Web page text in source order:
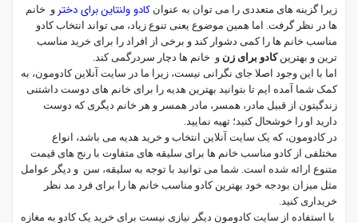
زیرا گزینه های متعددی را می توان به عنوان کادو ولنتاین برای دختر و خانم
ها در نظر گرفت. اما همین موضوع یعنی تنوع زیاد، می تواند انتخاب کادو
مناسب خانم ها را کمی دشوار کند و برخی از افراد را برای خرید مناسب
ترین و بهترینکادو برای زن و خانم ها دچار سردرگمی کند.
اما با این وجود اصلا جای نگرانی نیست، زیرا ما در سایت آنلاین کادومون، به
کمک شما آمده ایم تا بتوانید بهترین هدیه را برای خانم های دوست داشتنی
زندگیتون از قبیل مادر، همسر، مادر همسر و هر خانم دیگری که دوست
دارید او را خوشحال کنید؛ تهیه نمایید.
در کادومون، که یک سایت آنلاین انتخاب و خرید هدیه می باشد، انواع
مختلفی از کادو مناسب خانم ها برای سلیقه های متفاوت با رنج های قیمت
متنوع ارائه شده است. شما می توانید با توجه به سلیقه، سن و دیگر عوامل
مثل میزان بودجه خود بهترین کادو مناسب خانم ها را برای فرد مد نظر
خریداری کنید.
با استفاده از سایت کادومون دیگر نیازی نیست برای خرید یک کادو به مغازه